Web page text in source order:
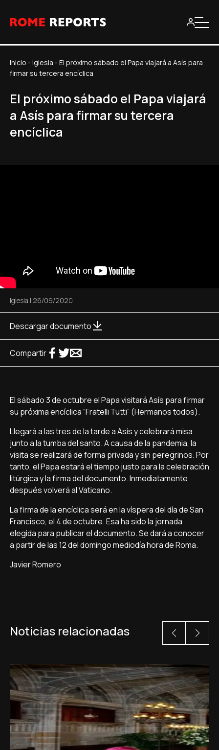
Inicio - Iglesia - El próximo sábado el Papa viajará a Asís para
firmar su tercera encíclica
El próximo sábado el Papa viajará
a Asís para firmar su tercera
encíclica
Iglesia | 26/09/2020
Descargar documento
Compartir
El sábado 3 de octubre el Papa visitará Asís para firmar
su próxima encíclica “Fratelli Tutti” (Hermanos todos).
Llegará a las tres de la tarde a Asís y celebrará misa
junto a la tumba del santo. A causa de la pandemia, la
visita se realizará de forma privada y sin peregrinos. Por
tanto, el Papa estará el tiempo justo para la celebración
litúrgica y la firma del documento. Inmediatamente
después volverá al Vaticano.
La firma de la encíclica será en la víspera del día de San
Francisco, el 4 de octubre. Esa ha sido la jornada
elegida para publicar el documento. Se dará a conocer
a partir de las 12 del domingo mediodía hora de Roma.
Javier Romero
Noticias relacionadas